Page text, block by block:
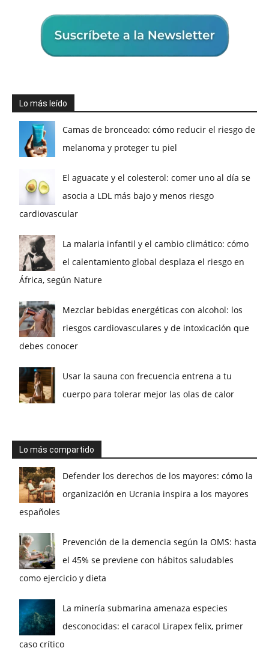
Lo más leído
Camas de bronceado: cómo reducir el riesgo de
melanoma y proteger tu piel
El aguacate y el colesterol: comer uno al día se
asocia a LDL más bajo y menos riesgo
cardiovascular
La malaria infantil y el cambio climático: cómo
el calentamiento global desplaza el riesgo en
África, según Nature
Mezclar bebidas energéticas con alcohol: los
riesgos cardiovasculares y de intoxicación que
debes conocer
Usar la sauna con frecuencia entrena a tu
cuerpo para tolerar mejor las olas de calor
Lo más compartido
Defender los derechos de los mayores: cómo la
organización en Ucrania inspira a los mayores
españoles
Prevención de la demencia según la OMS: hasta
el 45% se previene con hábitos saludables
como ejercicio y dieta
La minería submarina amenaza especies
desconocidas: el caracol Lirapex felix, primer
caso crítico